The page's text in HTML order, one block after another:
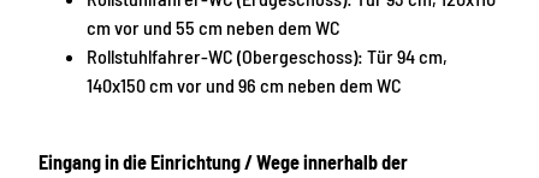
cm vor und 55 cm neben dem WC
Rollstuhlfahrer-WC (Obergeschoss): Tür 94 cm,
140x150 cm vor und 96 cm neben dem WC
Eingang in die Einrichtung / Wege innerhalb der